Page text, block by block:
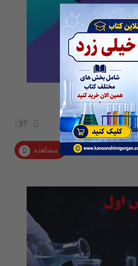
37
مشاهده